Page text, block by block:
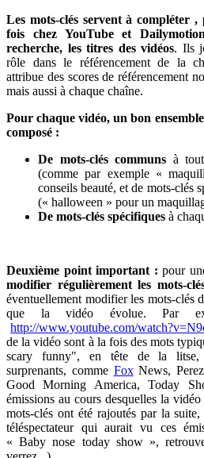
Les mots-clés servent à compléter
fois chez YouTube et
recherche, les titres des vidéos. Ils
rôle dans le référencement de la
attribue des scores de référencement
mais aussi à chaque chaîne.
Pour chaque vidéo, un bon
composé :
De mots-clés communs à
(comme par exemple «
conseils beauté, et de mots-clés
(« halloween » pour un
De mots-clés spécifiques à
Deuxième point important : pour
modifier régulièrement les mots-
éventuellement modifier les mots-clés
que la vidéo évolue. Par
http://www.youtube.com/
de la vidéo sont à la fois des mots
scary funny", en tête de la litse,
surprenants, comme FoxNews,
Good Morning America, Today
émissions au cours desquelles la
mots-clés ont été rajoutés par la
téléspectateur qui aurait vu ces
« Baby nose today show »,